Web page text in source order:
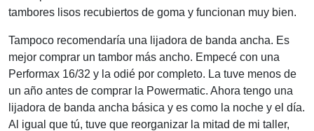
tambores lisos recubiertos de goma y funcionan muy bien.
Tampoco recomendaría una lijadora de banda ancha. Es
mejor comprar un tambor más ancho. Empecé con una
Performax 16/32 y la odié por completo. La tuve menos de
un año antes de comprar la Powermatic. Ahora tengo una
lijadora de banda ancha básica y es como la noche y el día.
Al igual que tú, tuve que reorganizar la mitad de mi taller,